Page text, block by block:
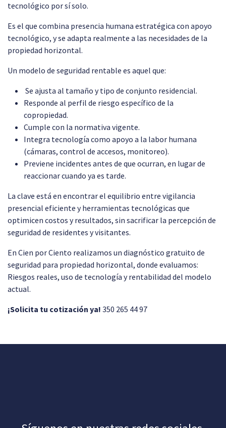
tecnológico por sí solo.
Es el que combina presencia humana estratégica con apoyo
tecnológico, y se adapta realmente a las necesidades de la
propiedad horizontal.
Un modelo de seguridad rentable es aquel que:
Se ajusta al tamaño y tipo de conjunto residencial.
Responde al perfil de riesgo específico de la
copropiedad.
Cumple con la normativa vigente.
Integra tecnología como apoyo a la labor humana
(cámaras, control de accesos, monitoreo).
Previene incidentes antes de que ocurran, en lugar de
reaccionar cuando ya es tarde.
La clave está en encontrar el equilibrio entre vigilancia
presencial eficiente y herramientas tecnológicas que
optimicen costos y resultados, sin sacrificar la percepción de
seguridad de residentes y visitantes.
En Cien por Ciento realizamos un diagnóstico gratuito de
seguridad para propiedad horizontal, donde evaluamos:
Riesgos reales, uso de tecnología y rentabilidad del modelo
actual.
¡Solicita tu cotización ya! 350 265 44 97